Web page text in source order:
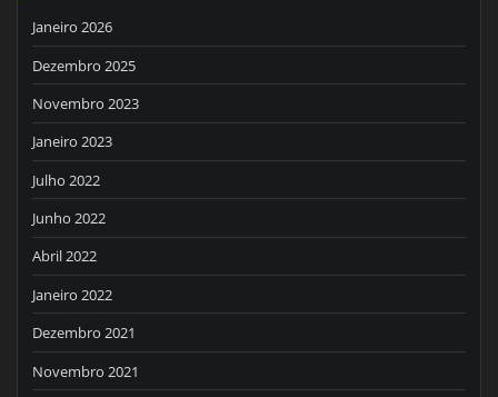
Janeiro 2026
Dezembro 2025
Novembro 2023
Janeiro 2023
Julho 2022
Junho 2022
Abril 2022
Janeiro 2022
Dezembro 2021
Novembro 2021